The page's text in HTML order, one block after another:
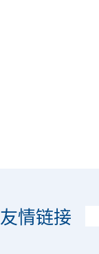
友情链接